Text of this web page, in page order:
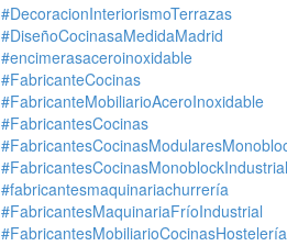
#DecoracionInteriorismoTerrazas
#DiseñoCocinasaMedidaMadrid
#encimerasaceroinoxidable
#FabricanteCocinas
#FabricanteMobiliarioAceroInoxidable
#FabricantesCocinas
#fabricantesmaquinariachurrería
#FabricantesMaquinariaFríoIndustrial
#FabricantesMobiliarioCocinasHostelería